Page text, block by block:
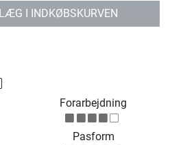
LÆG I INDKØBSKURVEN
Forarbejdning
Pasform